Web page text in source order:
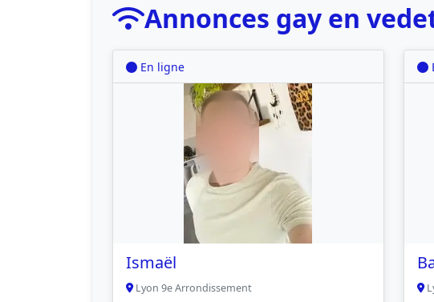
Annonces gay en
En ligne
Ismaël
Lyon 9e Arrondissement